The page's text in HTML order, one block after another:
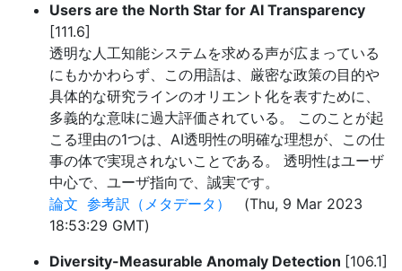
Users are the North Star for AI Transparency
[111.6]
透明な人工知能システムを求める声が広まっている
にもかかわらず、この用語は、厳密な政策の目的や
具体的な研究ラインのオリエント化を表すために、
多義的な意味に過大評価されている。 このことが起
こる理由の1つは、AI透明性の明確な理想が、この仕
事の体で実現されないことである。 透明性はユーザ
中心で、ユーザ指向で、誠実です。
論文 参考訳（メタデータ）
(Thu, 9 Mar 2023
18:53:29 GMT)
Diversity-Measurable Anomaly Detection [106.1]